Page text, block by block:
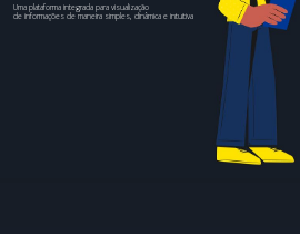
Uma plataforma integrada para visualização
de informações de maneira simples, dinâmica e intuitiva